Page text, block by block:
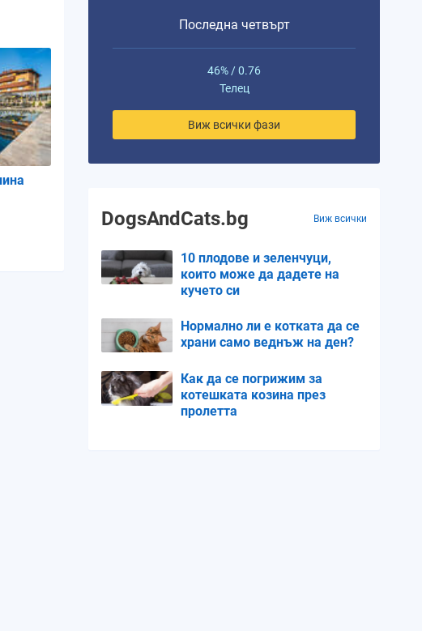
Последна четвърт
46% / 0.76
Телец
Виж всички фази
DogsAndCats.bg Виж всички
10 плодове и зеленчуци,
които може да дадете на
кучето си
Нормално ли е котката да се
храни само веднъж на ден?
Как да се погрижим за
котешката козина през
пролетта